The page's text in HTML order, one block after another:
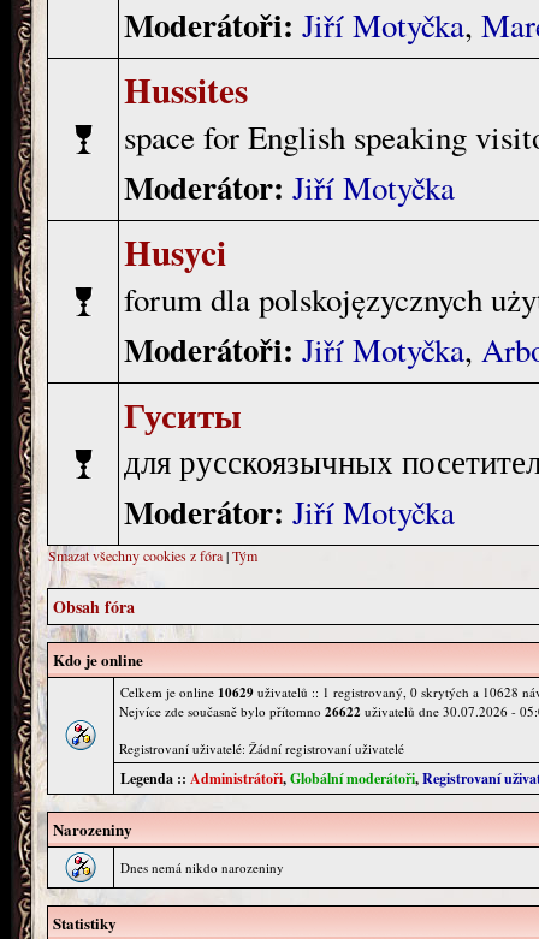
Moderátoři: Jiří Motyčka,
Hussites
space for English speaking
Moderátor: Jiří Motyčka
Husyci
forum dla polskojęzycznych
Moderátoři: Jiří Motyčka,
Гуситы
для русскоязычных
Moderátor: Jiří Motyčka
Smazat všechny cookies z fóra|Tým
Obsah fóra
Kdo je online
Celkem je online 10629 uživatelů :: 1 registrovaný, 0 skrytých a 10628
Nejvíce zde současně bylo přítomno 26622 uživatelů dne 30.07.2026 -
Registrovaní uživatelé: Žádní registrovaní uživatelé
Legenda :: Administrátoři,Globální moderátoři,Registrovaní
Narozeniny
Dnes nemá nikdo narozeniny
Statistiky